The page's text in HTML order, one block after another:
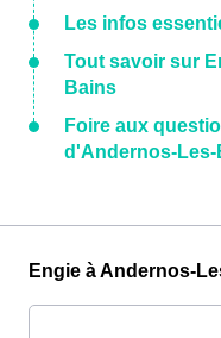
Les infos
Tout savoir sur
Bains
Foire aux
d'Andernos-Les-
Engie à Andernos-